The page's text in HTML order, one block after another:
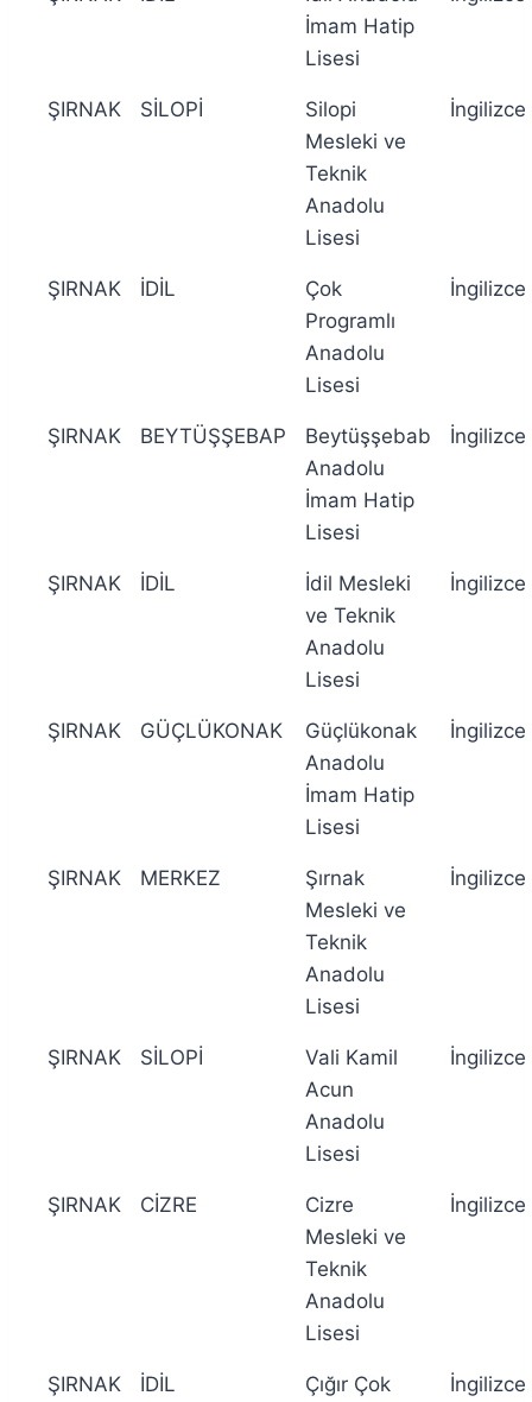
İmam Hatip
Lisesi
ŞIRNAK SİLOPİ
Silopi
Mesleki ve
Teknik
Anadolu
Lisesi
İngilizce
ŞIRNAK İDİL
Çok
Programlı
Anadolu
Lisesi
İngilizce
ŞIRNAK BEYTÜŞŞEBAP
Beytüşşebab
Anadolu
İmam Hatip
Lisesi
İngilizce
ŞIRNAK İDİL
İdil Mesleki
ve Teknik
Anadolu
Lisesi
İngilizce
ŞIRNAK GÜÇLÜKONAK
Güçlükonak
Anadolu
İmam Hatip
Lisesi
İngilizce
ŞIRNAK MERKEZ
Şırnak
Mesleki ve
Teknik
Anadolu
Lisesi
İngilizce
ŞIRNAK SİLOPİ
Vali Kamil
Acun
Anadolu
Lisesi
İngilizce
ŞIRNAK CİZRE
Cizre
Mesleki ve
Teknik
Anadolu
Lisesi
İngilizce
ŞIRNAK İDİL
Çığır Çok
İngilizce